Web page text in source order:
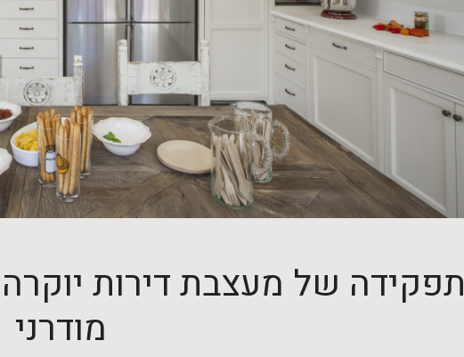
תפקידה של מעצבת דירות
מודרני